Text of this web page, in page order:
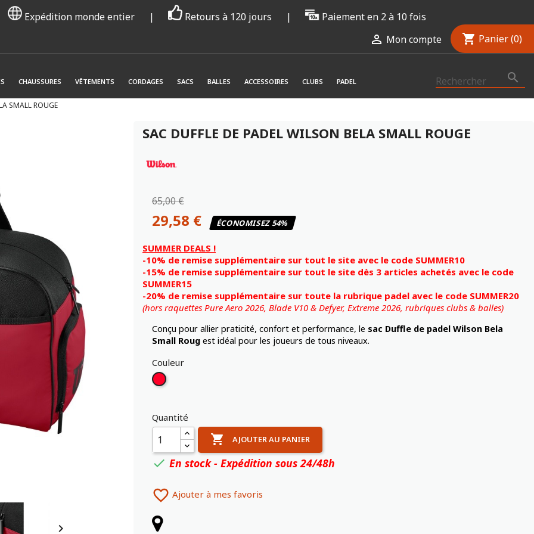
Expédition monde entier | Retours à 120 jours | Paiement en 2 à 10 fois
 Mon compte shopping_cart Panier (0)

CHAUSSURES VÊTEMENTS CORDAGES SACS BALLES ACCESSOIRES CLUBS PADEL
SMALL ROUGE

SAC DUFFLE DE PADEL WILSON BELA SMALL ROUGE
65,00 €
29,58 € ÉCONOMISEZ 54%
SUMMER DEALS !
-10% de remise supplémentaire sur tout le site avec le code SUMMER10
-15% de remise supplémentaire sur tout le site dès 3 articles achetés avec le code
SUMMER15
-20% de remise supplémentaire sur toute la rubrique padel avec le code SUMMER20
(hors raquettes Pure Aero 2026, Blade V10 & Defyer, Extreme 2026, rubriques clubs & balles)
Conçu pour allier praticité, confort et performance, le sac Duffle de padel Wilson Bela
Small Roug est idéal pour les joueurs de tous niveaux.
Couleur
Rouge
Quantité
 AJOUTER AU PANIER
 En stock - Expédition sous 24/48h
 Ajouter à mes favoris